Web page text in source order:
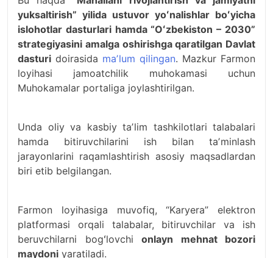
yuksaltirish” yilida ustuvor yoʻnalishlar boʻyicha
islohotlar dasturlari hamda “Oʻzbekiston – 2030”
strategiyasini amalga oshirishga qaratilgan Davlat
dasturi doirasida maʼlum qilingan. Mazkur Farmon
loyihasi jamoatchilik muhokamasi uchun
Muhokamalar portaliga joylashtirilgan.
Unda oliy va kasbiy taʼlim tashkilotlari talabalari
hamda bitiruvchilarini ish bilan taʼminlash
jarayonlarini raqamlashtirish asosiy maqsadlardan
biri etib belgilangan.
Farmon loyihasiga muvofiq, “Karyera” elektron
platformasi orqali talabalar, bitiruvchilar va ish
beruvchilarni bogʻlovchi onlayn mehnat bozori
maydoni yaratiladi.